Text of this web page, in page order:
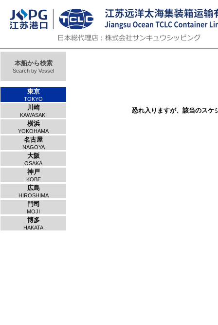
本船から検索
Search by Vessel
東京
TOKYO
川崎
KAWASAKI
横浜
YOKOHAMA
名古屋
NAGOYA
大阪
OSAKA
神戸
KOBE
広島
HIROSHIMA
門司
MOJI
博多
HAKATA
恐れ入りますが、該当のスケ